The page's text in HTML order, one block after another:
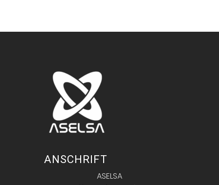
ANSCHRIFT
ASELSA